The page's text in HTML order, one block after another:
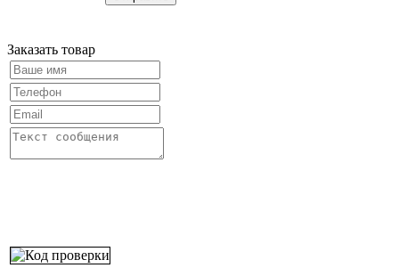
Заказать товар